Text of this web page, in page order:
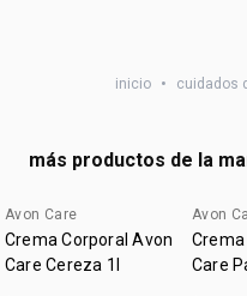
enjuagar. Fórmula suave
dermatológicamente
inicio • cuidados
más productos de la
Avon Care
Crema Corporal Avon
Care Cereza 1l
Avon
Care